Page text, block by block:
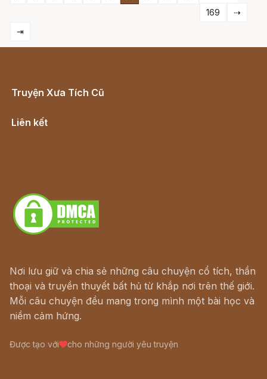
169
⇢
⇥
Truyện Xưa Tích Cũ
Liên kết
Nơi lưu giữ và chia sẻ những câu chuyện cổ tích, thần
thoại và truyền thuyết bất hủ từ khắp nơi trên thế giới.
Mỗi câu chuyện đều mang trong mình một bài học và
niềm cảm hứng.
Được tạo với cho những người yêu truyện